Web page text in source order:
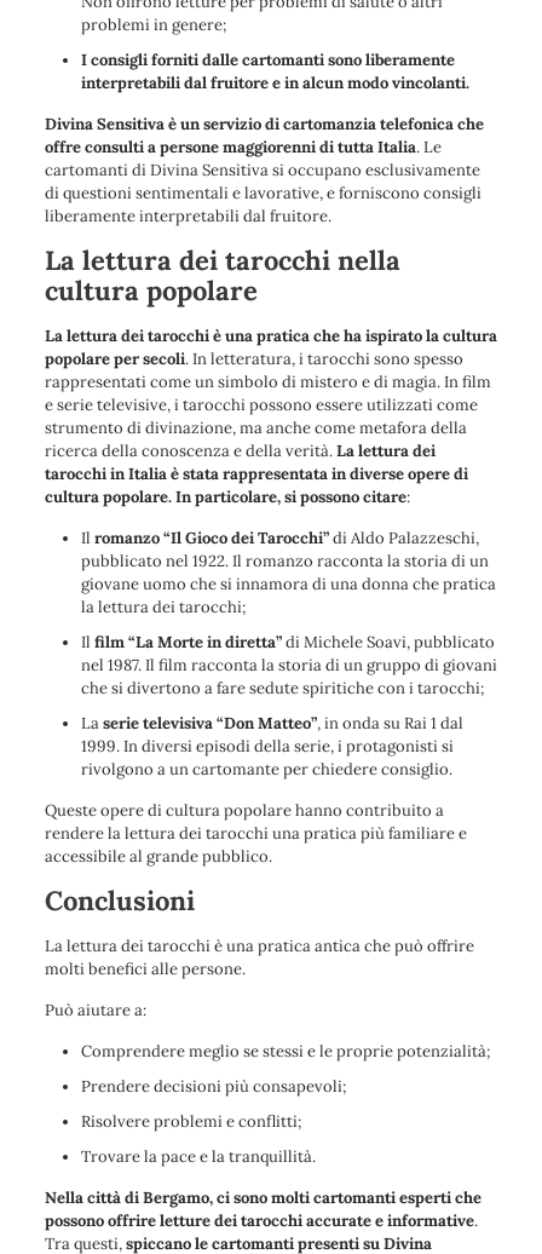
problemi in genere;
I consigli forniti dalle cartomanti sono liberamente
interpretabili dal fruitore e in alcun modo vincolanti.
Divina Sensitiva è un servizio di cartomanzia telefonica che
offre consulti a persone maggiorenni di tutta Italia. Le
cartomanti di Divina Sensitiva si occupano esclusivamente
di questioni sentimentali e lavorative, e forniscono consigli
liberamente interpretabili dal fruitore.
La lettura dei tarocchi nella
cultura popolare
La lettura dei tarocchi è una pratica che ha ispirato la cultura
popolare per secoli. In letteratura, i tarocchi sono spesso
rappresentati come un simbolo di mistero e di magia. In film
e serie televisive, i tarocchi possono essere utilizzati come
strumento di divinazione, ma anche come metafora della
ricerca della conoscenza e della verità.La lettura dei
tarocchi in Italia è stata rappresentata in diverse opere di
cultura popolare. In particolare, si possono citare:
Il romanzo “Il Gioco dei Tarocchi”di Aldo Palazzeschi,
pubblicato nel 1922. Il romanzo racconta la storia di un
giovane uomo che si innamora di una donna che pratica
la lettura dei tarocchi;
Il film “La Morte in diretta”di Michele Soavi, pubblicato
nel 1987. Il film racconta la storia di un gruppo di giovani
che si divertono a fare sedute spiritiche con i tarocchi;
Laserie televisiva “Don Matteo”, in onda su Rai 1 dal
1999. In diversi episodi della serie, i protagonisti si
rivolgono a un cartomante per chiedere consiglio.
Queste opere di cultura popolare hanno contribuito a
rendere la lettura dei tarocchi una pratica più familiare e
accessibile al grande pubblico.
Conclusioni
La lettura dei tarocchi è una pratica antica che può offrire
molti benefici alle persone.
Può aiutare a:
Comprendere meglio se stessi e le proprie potenzialità;
Prendere decisioni più consapevoli;
Risolvere problemi e conflitti;
Trovare la pace e la tranquillità.
Nella città di Bergamo, ci sono molti cartomanti esperti che
possono offrire letture dei tarocchi accurate e informative.
Tra questi,spiccano le cartomanti presenti su Divina